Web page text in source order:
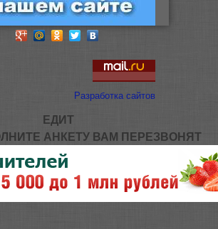
Разработка сайтов
ЕДИТ
АНКЕТУ ВАМ ПЕРЕЗВОНЯТ